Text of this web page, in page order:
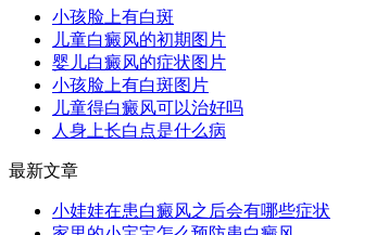
小孩脸上有白斑
儿童白癜风的初期图片
婴儿白癜风的症状图片
小孩脸上有白斑图片
儿童得白癜风可以治好吗
人身上长白点是什么病
最新文章
小娃娃在患白癜风之后会有哪些症状